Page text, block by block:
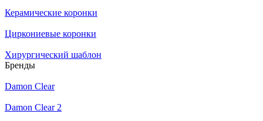
Керамические коронки
Циркониевые коронки
Хирургический шаблон
Бренды
Damon Clear
Damon Clear 2